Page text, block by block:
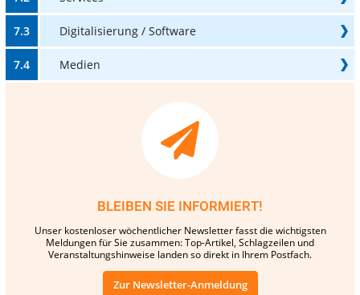
7.3 Digitalisierung / Software
7.4 Medien
BLEIBEN SIE INFORMIERT!
Unser kostenloser wöchentlicher Newsletter fasst die wichtigsten
Meldungen für Sie zusammen: Top-Artikel, Schlagzeilen und
Veranstaltungshinweise landen so direkt in Ihrem Postfach.
Zur Newsletter-Anmeldung